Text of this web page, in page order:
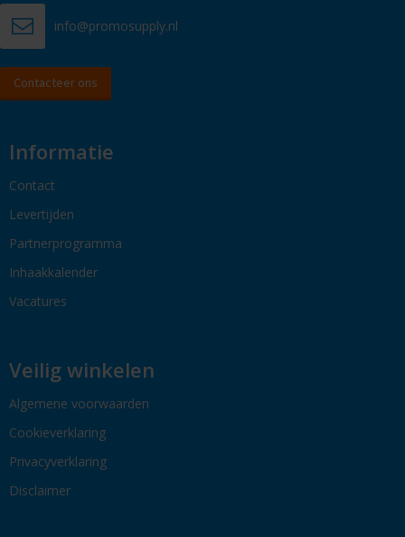
info@promosupply.nl
Contacteer ons
Informatie
Contact
Levertijden
Partnerprogramma
Inhaakkalender
Vacatures
Veilig winkelen
Algemene voorwaarden
Cookieverklaring
Privacyverklaring
Disclaimer